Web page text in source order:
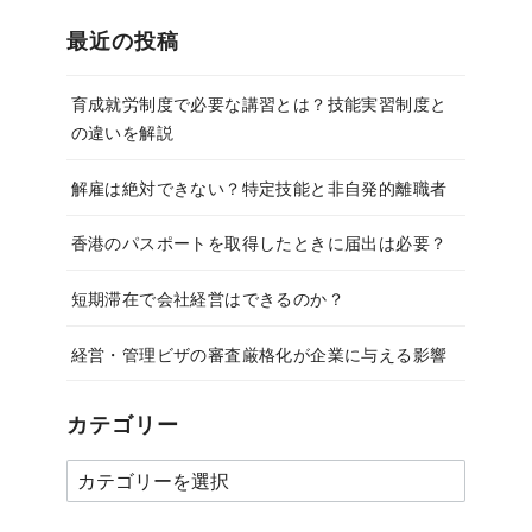
最近の投稿
育成就労制度で必要な講習とは？技能実習制度と
の違いを解説
解雇は絶対できない？特定技能と非自発的離職者
香港のパスポートを取得したときに届出は必要？
短期滞在で会社経営はできるのか？
経営・管理ビザの審査厳格化が企業に与える影響
カテゴリー
カ
テ